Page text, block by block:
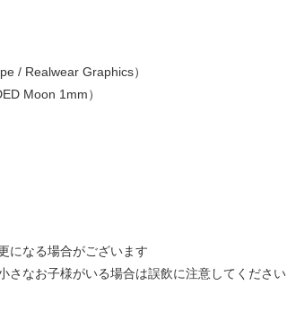
/ Realwear Graphics）
Moon 1mm）
になる場合がございます
さなお子様がいる場合は誤飲に注意してください